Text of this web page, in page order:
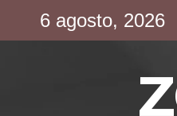
6 agosto, 2026